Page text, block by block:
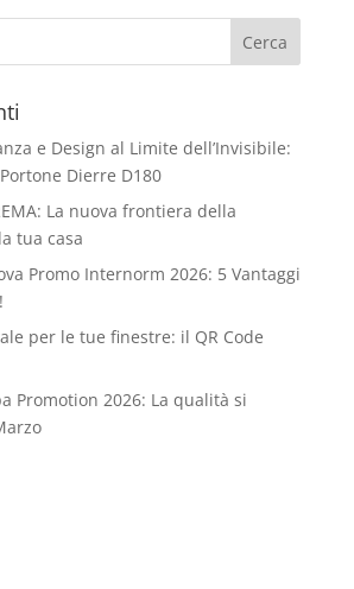
e Design al Limite dell’Invisibile:
Dierre D180
La nuova frontiera della
tua casa
Promo Internorm 2026: 5 Vantaggi
per le tue finestre: il QR Code
Promotion 2026: La qualità si